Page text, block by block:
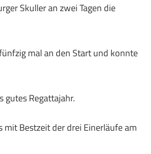
Skuller an zwei Tagen die
mal an den Start und konnte
gutes Regattajahr.
mit Bestzeit der drei Einerläufe am